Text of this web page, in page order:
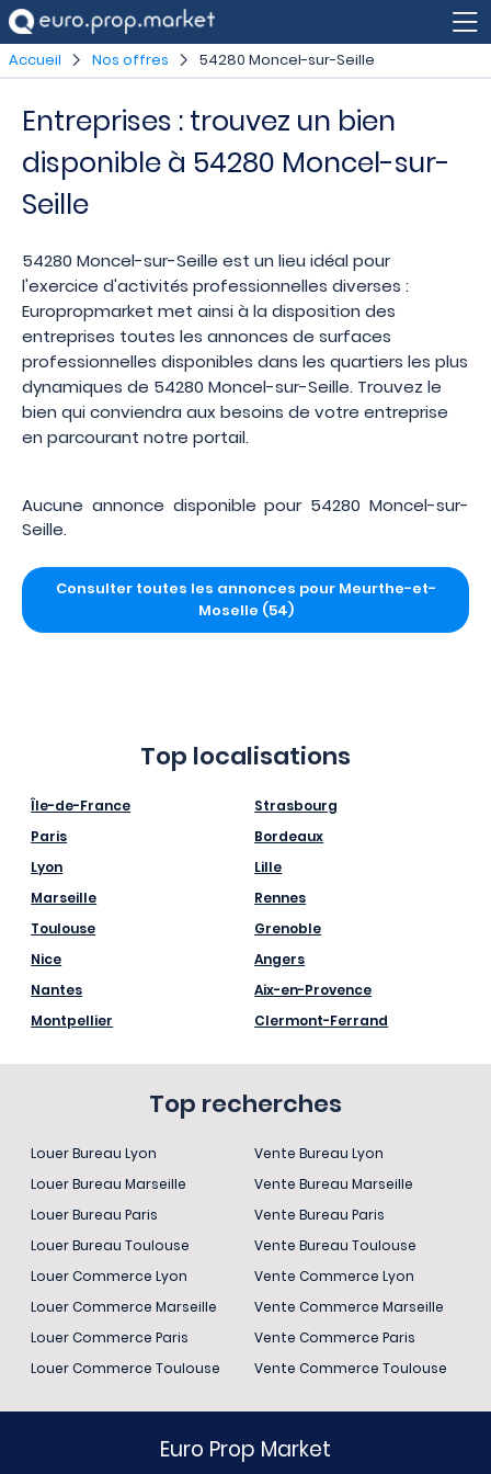
Accueil Nos offres 54280 Moncel-sur-Seille
Entreprises : trouvez un bien
disponible à 54280 Moncel-sur-
Seille
54280 Moncel-sur-Seille est un lieu idéal pour
l'exercice d'activités professionnelles diverses :
Europropmarket met ainsi à la disposition des
entreprises toutes les annonces de surfaces
professionnelles disponibles dans les quartiers les plus
dynamiques de 54280 Moncel-sur-Seille. Trouvez le
bien qui conviendra aux besoins de votre entreprise
en parcourant notre portail.
Aucune annonce disponible pour 54280 Moncel-sur-
Seille.
Consulter toutes les annonces pour Meurthe-et-
Moselle (54)
Top localisations
Île-de-France
Paris
Lyon
Marseille
Toulouse
Nice
Nantes
Montpellier
Strasbourg
Bordeaux
Lille
Rennes
Grenoble
Angers
Aix-en-Provence
Clermont-Ferrand
Top recherches
Louer Bureau Lyon
Louer Bureau Marseille
Louer Bureau Paris
Louer Bureau Toulouse
Louer Commerce Lyon
Louer Commerce Marseille
Louer Commerce Paris
Louer Commerce Toulouse
Vente Bureau Lyon
Vente Bureau Marseille
Vente Bureau Paris
Vente Bureau Toulouse
Vente Commerce Lyon
Vente Commerce Marseille
Vente Commerce Paris
Vente Commerce Toulouse
Euro Prop Market